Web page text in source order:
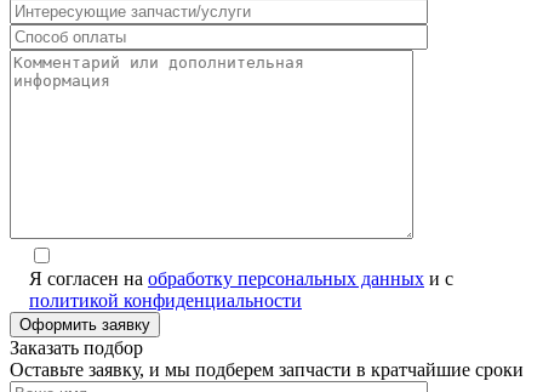
Я согласен на обработку персональных данных и с
политикой конфиденциальности
Заказать подбор
Оставьте заявку, и мы подберем запчасти в кратчайшие сроки